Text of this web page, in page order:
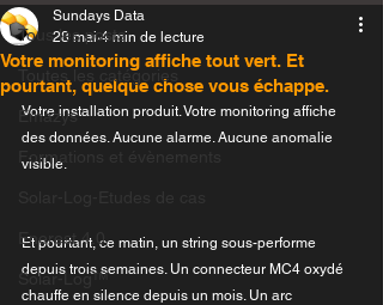
Tous les posts
Toutes les catégories
Emazys
Formations et évènements
Enerest 4.0
Solar-Log™
Votre monitoring affiche tout vert. Et
pourtant, quelque chose vous échappe.
Sundays Data
28 mai 4 min de lecture
Votre installation produit. Votre monitoring affiche
des données. Aucune alarme. Aucune anomalie
visible.
Et pourtant, ce matin, un string sous-performe
depuis trois semaines. Un connecteur MC4 oxydé
chauffe en silence depuis un mois. Un arc